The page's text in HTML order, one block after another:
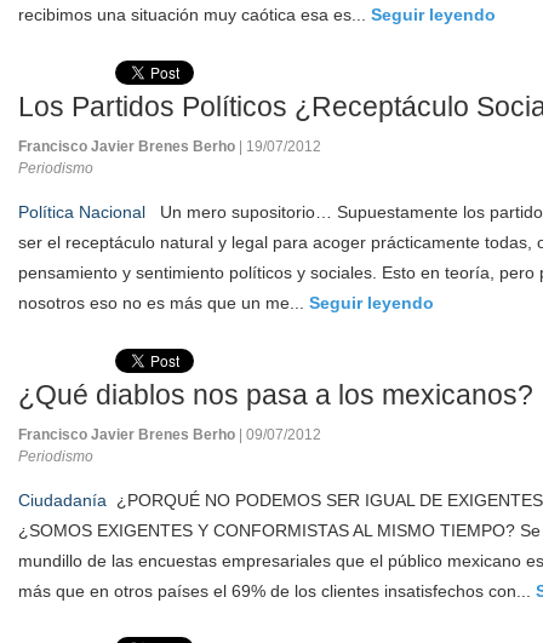
recibimos una situación muy caótica esa es... Seguir leyendo
Los Partidos Políticos ¿Receptáculo
Francisco Javier Brenes Berho
| 19/07/2012
Periodismo
Política Nacional Un mero supositorio… Supuestamente los
ser el receptáculo natural y legal para acoger prácticamente todas,
pensamiento y sentimiento políticos y sociales. Esto en teoría, pero
nosotros eso no es más que un me... Seguir leyendo
¿Qué diablos nos pasa a los mexicanos?
Francisco Javier Brenes Berho
| 09/07/2012
Periodismo
Ciudadanía ¿PORQUÉ NO PODEMOS SER IGUAL DE
¿SOMOS EXIGENTES Y CONFORMISTAS AL MISMO TIEMPO?
mundillo de las encuestas empresariales que el público mexicano
más que en otros países el 69% de los clientes insatisfechos con...